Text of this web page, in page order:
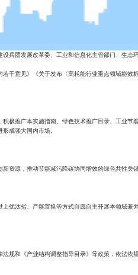
兵团发展改革委、工业和信息化主管部门、生态
干意见》《关于发布〈高耗能行业重点领域能
极推广本实施指南、绿色技术推广目录、工业
成强大国内市场。
资源，推动节能减污降碳协同增效的绿色共性
优汰劣、产能置换等方式自愿自主开展本领域
规和《产业结构调整指导目录》等政策，依法